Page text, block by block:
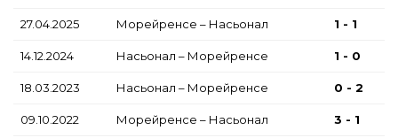
27.04.2025 Морейренсе – Насьонал 1 - 1
14.12.2024 Насьонал – Морейренсе 1 - 0
18.03.2023 Насьонал – Морейренсе 0 - 2
09.10.2022 Морейренсе – Насьонал 3 - 1